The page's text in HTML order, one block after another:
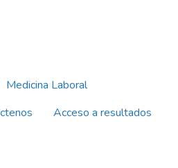
Medicina Laboral
Acceso a resultados